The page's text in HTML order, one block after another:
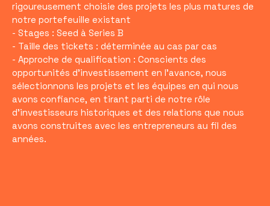
rigoureusement choisie des projets les plus matures de
notre portefeuille existant
- Stages : Seed à Series B
- Taille des tickets : déterminée au cas par cas
- Approche de qualification : Conscients des
opportunités d'investissement en l'avance, nous
sélectionnons les projets et les équipes en qui nous
avons confiance, en tirant parti de notre rôle
d'investisseurs historiques et des relations que nous
avons construites avec les entrepreneurs au fil des
années.